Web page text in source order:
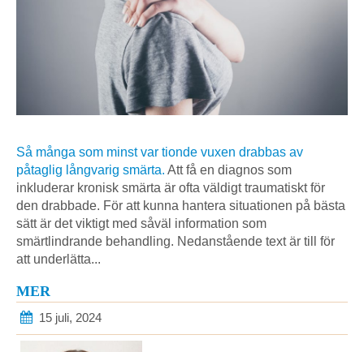
Så många som minst var tionde vuxen drabbas av
påtaglig långvarig smärta. Att få en diagnos som
inkluderar kronisk smärta är ofta väldigt traumatiskt för
den drabbade. För att kunna hantera situationen på bästa
sätt är det viktigt med såväl information som
smärtlindrande behandling. Nedanstående text är till för
att underlätta...
MER
15 juli, 2024